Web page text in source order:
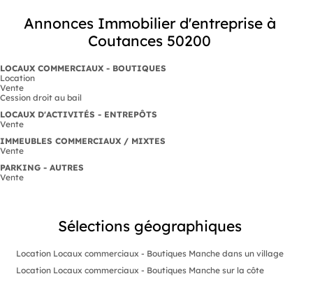
Annonces Immobilier d'entreprise à
Coutances 50200
LOCAUX COMMERCIAUX - BOUTIQUES
Location
Vente
Cession droit au bail
LOCAUX D'ACTIVITÉS - ENTREPÔTS
Vente
IMMEUBLES COMMERCIAUX / MIXTES
Vente
PARKING - AUTRES
Vente
Sélections géographiques
Location Locaux commerciaux - Boutiques Manche dans un village
Location Locaux commerciaux - Boutiques Manche sur la côte